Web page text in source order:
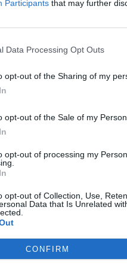
Participants that may further
Data Processing Opt Outs
opt-out of the Sharing of my
opt-out of the Sale of my
opt-out of processing my
opt-out of Collection, Use,
Data that Is Unrelated
CONFIRM
υποψηφίων
Online Βιογραφικού
Καριέρας